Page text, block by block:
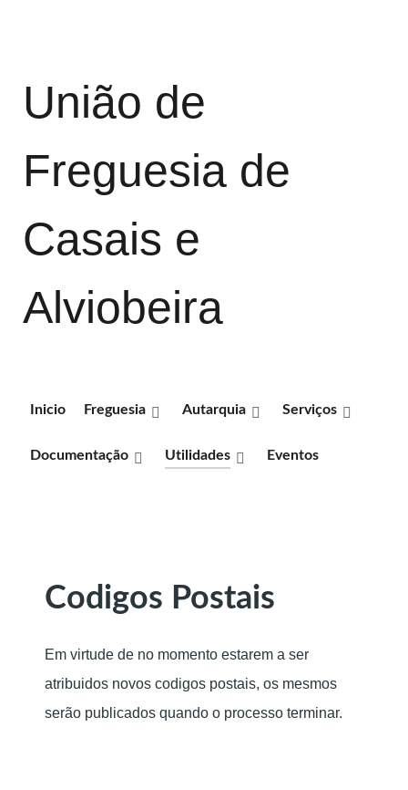
União de
Freguesia de
Casais e
Alviobeira
Inicio Freguesia Autarquia Serviços
Documentação Utilidades Eventos
Codigos Postais
Em virtude de no momento estarem a ser
atribuidos novos codigos postais, os mesmos
serão publicados quando o processo terminar.